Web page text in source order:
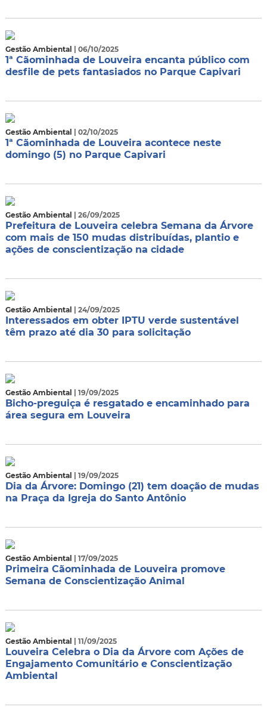
Gestão Ambiental | 06/10/2025
1ª Cãominhada de Louveira encanta público com
desfile de pets fantasiados no Parque Capivari
Gestão Ambiental | 02/10/2025
1ª Cãominhada de Louveira acontece neste
domingo (5) no Parque Capivari
Gestão Ambiental | 26/09/2025
Prefeitura de Louveira celebra Semana da Árvore
com mais de 150 mudas distribuídas, plantio e
ações de conscientização na cidade
Gestão Ambiental | 24/09/2025
Interessados em obter IPTU verde sustentável
têm prazo até dia 30 para solicitação
Gestão Ambiental | 19/09/2025
Bicho-preguiça é resgatado e encaminhado para
área segura em Louveira
Gestão Ambiental | 19/09/2025
Dia da Árvore: Domingo (21) tem doação de mudas
na Praça da Igreja do Santo Antônio
Gestão Ambiental | 17/09/2025
Primeira Cãominhada de Louveira promove
Semana de Conscientização Animal
Gestão Ambiental | 11/09/2025
Louveira Celebra o Dia da Árvore com Ações de
Engajamento Comunitário e Conscientização
Ambiental